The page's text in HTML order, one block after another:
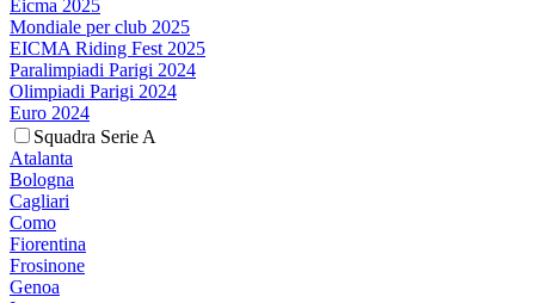
Eicma 2025
Mondiale per club 2025
EICMA Riding Fest 2025
Paralimpiadi Parigi 2024
Olimpiadi Parigi 2024
Euro 2024
Squadra Serie A
Atalanta
Bologna
Cagliari
Como
Fiorentina
Frosinone
Genoa